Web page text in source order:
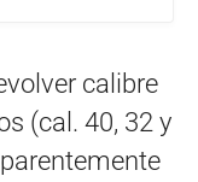
calibre
(cal. 40, 32 y